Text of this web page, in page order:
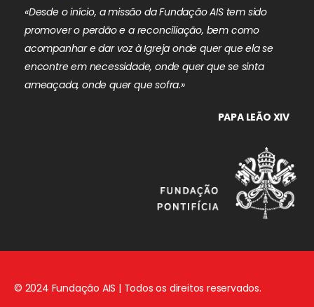
«Desde o início, a missão da Fundação AIS tem sido
promover o perdão e a reconciliação, bem como
acompanhar e dar voz à Igreja onde quer que ela se
encontre em necessidade, onde quer que se sinta
ameaçada, onde quer que sofra.»
PAPA LEÃO XIV
© 2024 Fundação AIS | Todos os direitos reservados.